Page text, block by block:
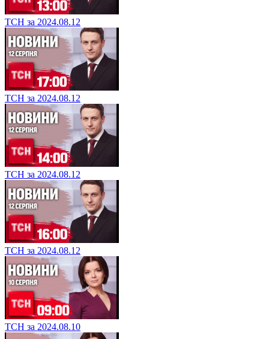
ТСН за 2024.08.12
ТСН за 2024.08.12
ТСН за 2024.08.12
ТСН за 2024.08.12
ТСН за 2024.08.10